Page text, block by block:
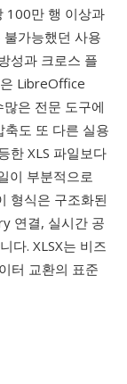
100만 행 이상과
가능했던 사용
성과 크로스 플
LibreOffice
은 전문 도구에
도 또 다른 실용
한 XLS 파일보다
이 부분적으로
형식은 구조화된
연결, 실시간 공
다. XLSX는 비즈
터 교환의 표준